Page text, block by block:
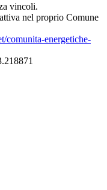
vincoli.
nel proprio Comune
comunita-energetiche-